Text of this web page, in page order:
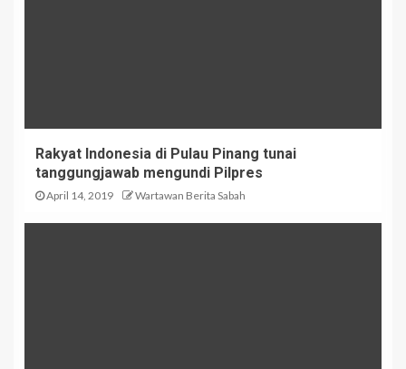
Rakyat Indonesia di Pulau Pinang tunai
tanggungjawab mengundi Pilpres
April 14, 2019 Wartawan Berita Sabah